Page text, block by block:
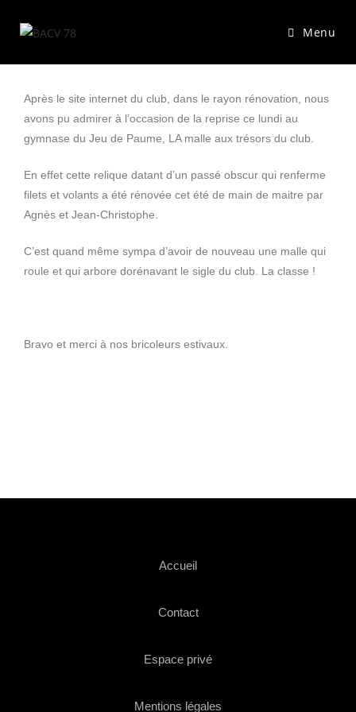
Menu
Après le site internet du club, dans le rayon rénovation, nous
avons pu admirer à l’occasion de la reprise ce lundi au
gymnase du Jeu de Paume, LA malle aux trésors du club.
En effet cette relique datant d’un passé obscur qui renferme
filets et volants a été rénovée cet été de main de maitre par
Agnès et Jean-Christophe.
C’est quand même sympa d’avoir de nouveau une malle qui
roule et qui arbore dorénavant le sigle du club. La classe !
Bravo et merci à nos bricoleurs estivaux.
Accueil
Contact
Espace privé
Mentions légales